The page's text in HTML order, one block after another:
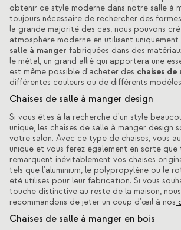
obtenir ce style moderne dans notre salle à
toujours nécessaire de rechercher des
la grande majorité des cas, nous pouvons
atmosphère moderne en utilisant uniquement
salle à manger fabriquées dans des
le métal, un grand allié qui apportera une
est même possible d'acheter des chaises de
différentes couleurs ou de différents
Chaises de salle à manger design
Si vous êtes à la recherche d'un style
unique, les chaises de salle à manger design
votre salon. Avec ce type de chaises, vous
unique et vous ferez également en sorte que
remarquent inévitablement vos chaises
tels que l'aluminium, le polypropylène ou le
été utilisés pour leur fabrication. Si vous
touche distinctive au reste de la maison,
recommandons de jeter un coup d'œil à nos
Chaises de salle à manger en bois